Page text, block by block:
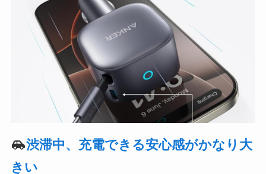
渋滞中、充電できる安心感がかなり大
きい